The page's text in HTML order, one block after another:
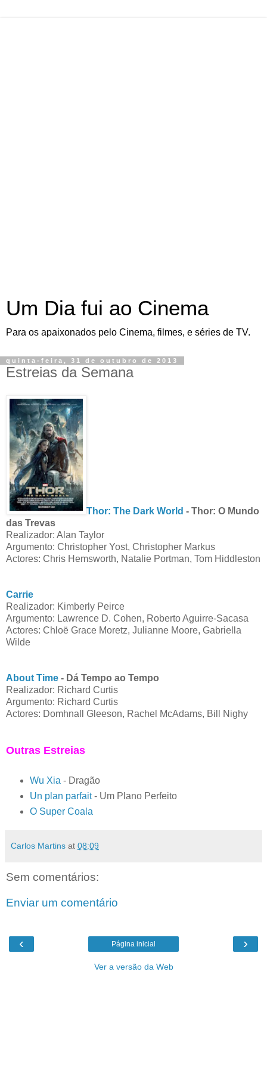
Um Dia fui ao Cinema
Para os apaixonados pelo Cinema, filmes, e séries de TV.
quinta-feira, 31 de outubro de 2013
Estreias da Semana
Thor: The Dark World - Thor: O Mundo
das Trevas
Realizador: Alan Taylor
Argumento: Christopher Yost, Christopher Markus
Actores: Chris Hemsworth, Natalie Portman, Tom Hiddleston
Carrie
Realizador: Kimberly Peirce
Argumento: Lawrence D. Cohen, Roberto Aguirre-Sacasa
Actores: Chloë Grace Moretz, Julianne Moore, Gabriella
Wilde
About Time - Dá Tempo ao Tempo
Realizador: Richard Curtis
Argumento: Richard Curtis
Actores: Domhnall Gleeson, Rachel McAdams, Bill Nighy
Outras Estreias
Wu Xia - Dragão
Un plan parfait- Um Plano Perfeito
O Super Coala
Carlos Martins at 08:09
Sem comentários:
Enviar um comentário
‹ ›
Página inicial
Ver a versão da Web